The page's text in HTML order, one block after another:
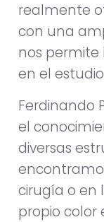
realmente
con una
nos
en el
Ferdinando
el
diversas
cirugía o en
propio color